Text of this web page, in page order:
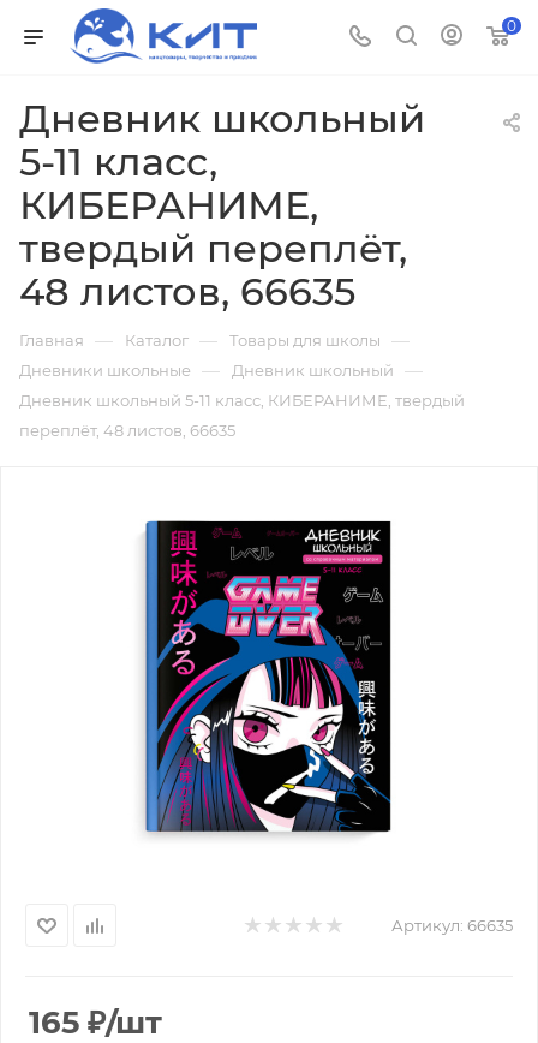
0
Дневник школьный
5-11 класс,
КИБЕРАНИМЕ,
твердый переплёт,
48 листов, 66635
Главная — Каталог — Товары для школы —
Дневники школьные — Дневник школьный —
Дневник школьный 5-11 класс, КИБЕРАНИМЕ, твердый
переплёт, 48 листов, 66635
Артикул: 66635
165 ₽/шт